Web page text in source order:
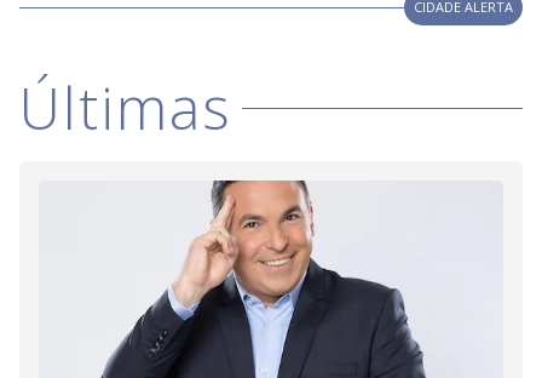
V
i
d
e
o
d CIDADE ALERTA
Últimas